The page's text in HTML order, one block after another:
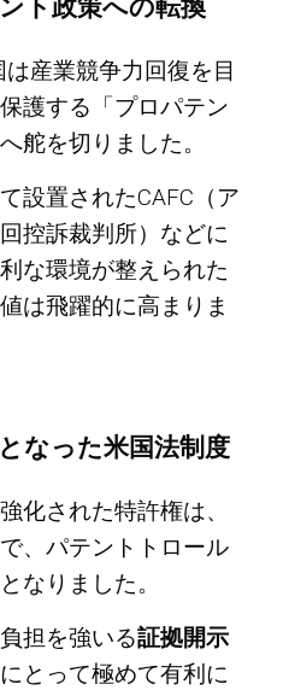
産業競争力回復を目
護する「プロパテン
舵を切りました。
設置されたCAFC（ア
控訴裁判所）などに
な環境が整えられた
は飛躍的に高まりま
なった米国法制度
化された特許権は、
、パテントトロール
なりました。
担を強いる証拠開示
とって極めて有利に